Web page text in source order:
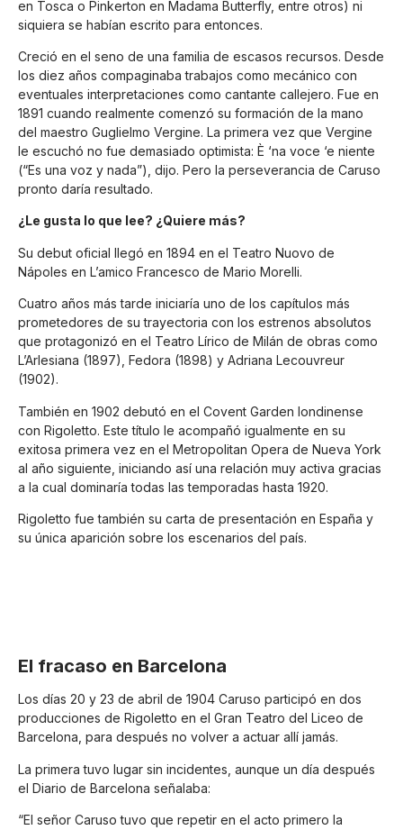
en Tosca o Pinkerton en Madama Butterfly, entre otros) ni
siquiera se habían escrito para entonces.
Creció en el seno de una familia de escasos recursos. Desde
los diez años compaginaba trabajos como mecánico con
eventuales interpretaciones como cantante callejero. Fue en
1891 cuando realmente comenzó su formación de la mano
del maestro Guglielmo Vergine. La primera vez que Vergine
le escuchó no fue demasiado optimista: È ‘na voce ‘e niente
(“Es una voz y nada”), dijo. Pero la perseverancia de Caruso
pronto daría resultado.
¿Le gusta lo que lee? ¿Quiere más?
Su debut oficial llegó en 1894 en el Teatro Nuovo de
Nápoles en L’amico Francesco de Mario Morelli.
Cuatro años más tarde iniciaría uno de los capítulos más
prometedores de su trayectoria con los estrenos absolutos
que protagonizó en el Teatro Lírico de Milán de obras como
L’Arlesiana (1897), Fedora (1898) y Adriana Lecouvreur
(1902).
También en 1902 debutó en el Covent Garden londinense
con Rigoletto. Este título le acompañó igualmente en su
exitosa primera vez en el Metropolitan Opera de Nueva York
al año siguiente, iniciando así una relación muy activa gracias
a la cual dominaría todas las temporadas hasta 1920.
Rigoletto fue también su carta de presentación en España y
su única aparición sobre los escenarios del país.
El fracaso en Barcelona
Los días 20 y 23 de abril de 1904 Caruso participó en dos
producciones de Rigoletto en el Gran Teatro del Liceo de
Barcelona, para después no volver a actuar allí jamás.
La primera tuvo lugar sin incidentes, aunque un día después
el Diario de Barcelona señalaba:
“El señor Caruso tuvo que repetir en el acto primero la